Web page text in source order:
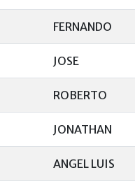
FERNANDO
JOSE
ROBERTO
JONATHAN
ANGEL LUIS